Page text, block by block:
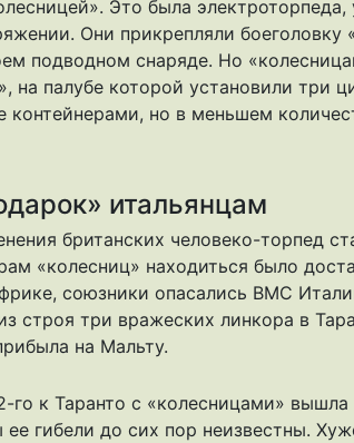
Это была
Они прикрепляли
подводном снаряде. Но
на палубе которой установили три
контейнерами, но в меньшем
итальянцам
британских человеко-торпед
«колесниц» находиться было
союзники опасались ВМС
строя три вражеских линкора в
на Мальту.
го к Таранто с «колесницами» вышла
гибели до сих пор неизвестны.